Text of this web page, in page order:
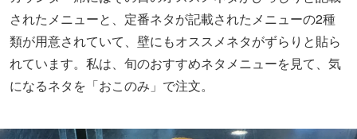
されたメニューと、定番ネタが記載されたメニューの2種
類が用意されていて、壁にもオススメネタがずらりと貼ら
れています。私は、旬のおすすめネタメニューを見て、気
になるネタを「おこのみ」で注文。